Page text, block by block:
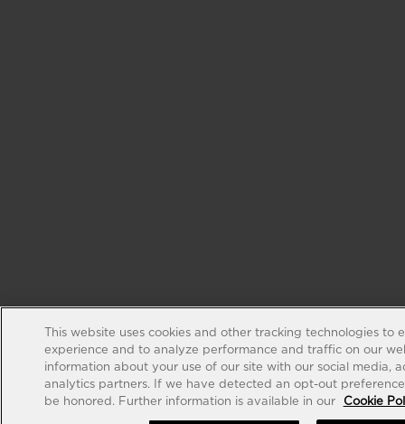
This website uses cookies and other tracking technologies to
experience and to analyze performance and traffic on our
information about your use of our site with our social media,
analytics partners. If we have detected an opt-out
be honored. Further information is available in our
Cookie